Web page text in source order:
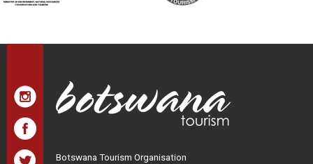
Botswana Tourism Organisation